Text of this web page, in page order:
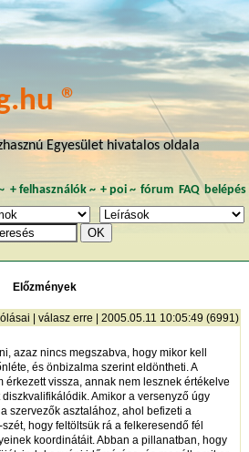
®
Egyesület hivatalos oldala
+ felhasználók~ + poi~ fórum FAQ belépés
Előzmények
válasz erre | 2005.05.11 10:05:49 (6991)
azaz nincs megszabva, hogy mikor kell
és önbizalma szerint eldöntheti. A
érkezett vissza, annak nem lesznek értékelve
Amikor a versenyző úgy
szervezők asztalához, ahol befizeti a
hogy feltöltsük rá a felkeresendő fél
koordinátáit. Abban a pillanatban, hogy